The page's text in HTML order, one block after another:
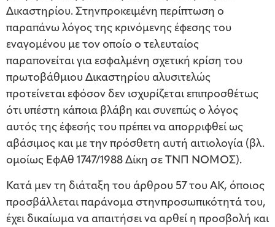
Δικαστηρίου. Στηνπροκειμένη περίπτωση ο
παραπάνω λόγος της κρινόμενης έφεσης του
εναγομένου με τον οποίο ο τελευταίος
παραπονείται για εσφαλμένη σχετική κρίση του
πρωτοβάθμιου Δικαστηρίου αλυσιτελώς
προτείνεται εφόσον δεν ισχυρίζεται επιπροσθέτως
ότι υπέστη κάποια βλάβη και συνεπώς ο λόγος
αυτός της έφεσής του πρέπει να απορριφθεί ως
αβάσιμος και με την πρόσθετη αυτή αιτιολογία (βλ.
ομοίως ΕφΑθ 1747/1988 Δίκη σε ΤΝΠ ΝΟΜΟΣ).
Κατά μεν τη διάταξη του άρθρου 57 του ΑΚ, όποιος
προσβάλλεται παράνομα στηνπροσωπικότητά του,
έχει δικαίωμα να απαιτήσει να αρθεί η προσβολή και